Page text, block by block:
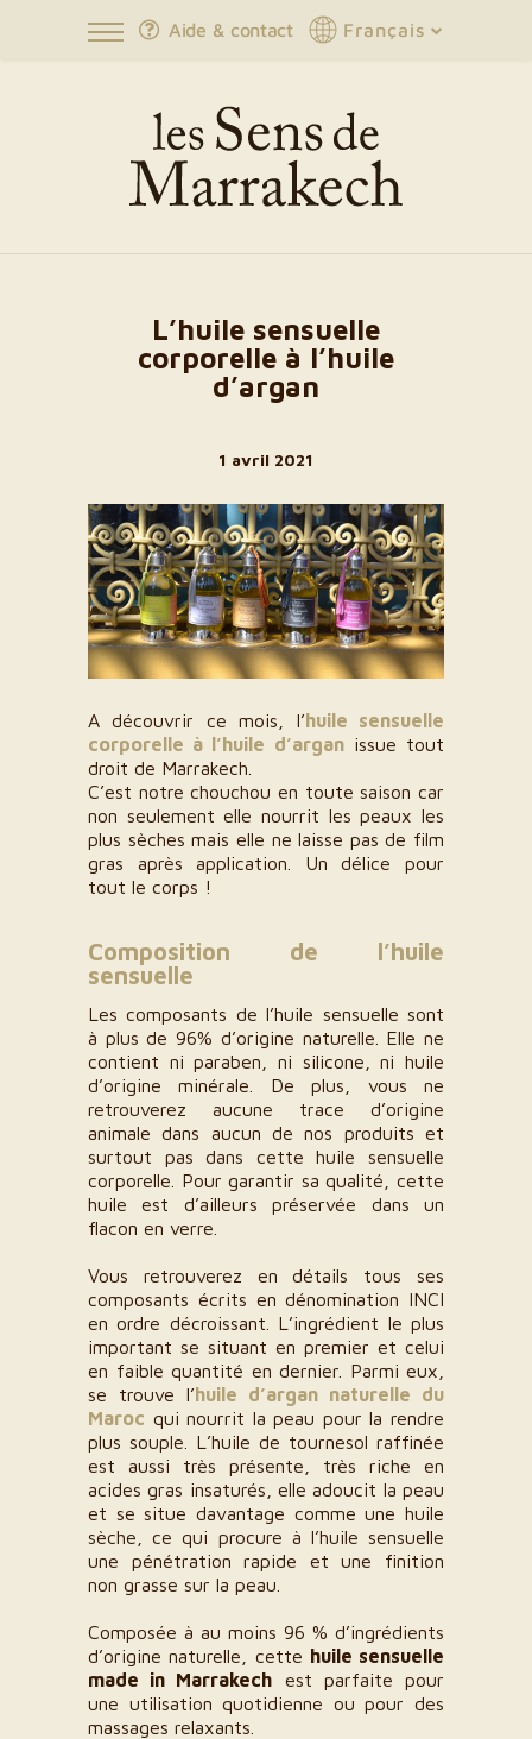
Français
Aide & contact
L’huile sensuelle
corporelle à l’huile
d’argan
1 avril 2021
A découvrir ce mois, l’huile sensuelle
corporelle à l’huile d’arganissue tout
droit de Marrakech.
C’est notre chouchou en toute saison car
non seulement elle nourrit les peaux les
plus sèches mais elle ne laisse pas de film
gras après application. Un délice pour
tout le corps !
Composition de l’huile
sensuelle
Les composants de l’huile sensuelle sont
à plus de 96% d’origine naturelle. Elle ne
contient ni paraben, ni silicone, ni huile
d’origine minérale. De plus, vous ne
retrouverez aucune trace d’origine
animale dans aucun de nos produits et
surtout pas dans cette huile sensuelle
corporelle. Pour garantir sa qualité, cette
huile est d’ailleurs préservée dans un
flacon en verre.
Vous retrouverez en détails tous ses
composants écrits en dénomination INCI
en ordre décroissant. L’ingrédient le plus
important se situant en premier et celui
en faible quantité en dernier. Parmi eux,
se trouve l’huile d’argan naturelle du
Maroc qui nourrit la peau pour la rendre
plus souple. L’huile de tournesol raffinée
est aussi très présente, très riche en
acides gras insaturés, elle adoucit la peau
et se situe davantage comme une huile
sèche, ce qui procure à l’huile sensuelle
une pénétration rapide et une finition
non grasse sur la peau.
Composée à au moins 96 % d’ingrédients
d’origine naturelle, cette huile sensuelle
made in Marrakech est parfaite pour
une utilisation quotidienne ou pour des
massages relaxants.